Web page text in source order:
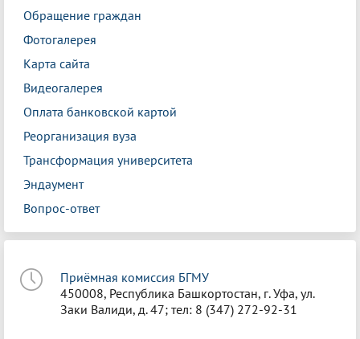
Обращение граждан
Фотогалерея
Карта сайта
Видеогалерея
Оплата банковской картой
Реорганизация вуза
Трансформация университета
Эндаумент
Вопрос-ответ
Приёмная комиссия БГМУ
450008, Республика Башкортостан, г. Уфа, ул.
Заки Валиди, д. 47; тел: 8 (347) 272-92-31